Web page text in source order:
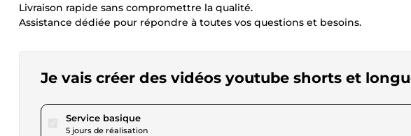
Livraison rapide sans compromettre la qualité.
Assistance dédiée pour répondre à toutes vos questions et besoins.
Je vais créer des vidéos youtube shorts et
Service basiquepour 57,80 $US
5 jours de réalisation